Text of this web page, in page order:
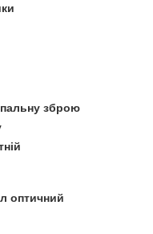
зброю
оптичний